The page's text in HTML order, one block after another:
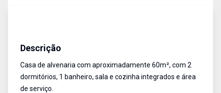
Descrição
Casa de alvenaria com aproximadamente 60m², com 2
dormitórios, 1 banheiro, sala e cozinha integrados e área
de serviço.